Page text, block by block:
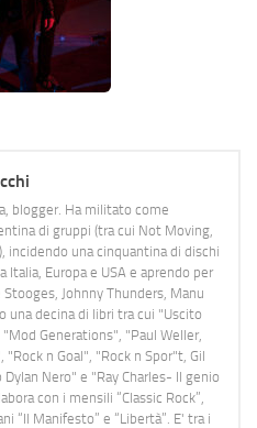
blogger. Ha militato come
di gruppi (tra cui Not Moving,
incidendo una cinquantina di dischi
Italia, Europa e USA e aprendo per
Stooges, Johnny Thunders, Manu
una decina di libri tra cui "Uscito
Generations", "Paul Weller,
"Rock n Goal", "Rock n Spor"t, Gil
Nero" e "Ray Charles- Il genio
con i mensili “Classic Rock”,
“Il Manifesto” e “Libertà”. E' tra i